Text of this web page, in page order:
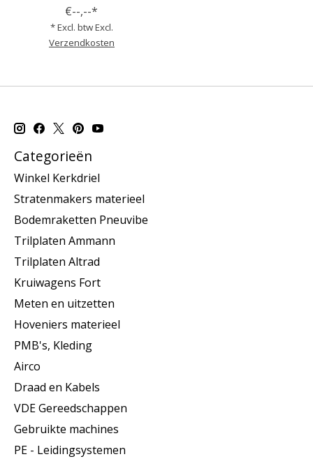
€--,--*
* Excl. btw Excl.
Verzendkosten
Categorieën
Winkel Kerkdriel
Stratenmakers materieel
Bodemraketten Pneuvibe
Trilplaten Ammann
Trilplaten Altrad
Kruiwagens Fort
Meten en uitzetten
Hoveniers materieel
PMB's, Kleding
Airco
Draad en Kabels
VDE Gereedschappen
Gebruikte machines
PE - Leidingsystemen